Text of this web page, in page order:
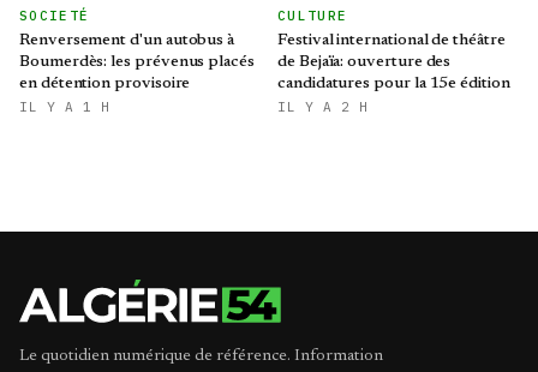
SOCIETÉ
Renversement d'un autobus à
Boumerdès: les prévenus placés
en détention provisoire
IL Y A 1 H
CULTURE
Festival international de théâtre
de Bejaïa: ouverture des
candidatures pour la 15e édition
IL Y A 2 H
Le quotidien numérique de référence. Information